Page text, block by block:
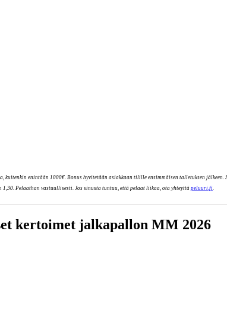
enintään 1000€. Bonus hyvitetään asiakkaan tilille ensimmäisen talletuksen
Pelaathan vastuullisesti. Jos sinusta tuntuu, että pelaat liikaa, ota yhteyttä peluuri.fi
kertoimet jalkapallon MM 2026